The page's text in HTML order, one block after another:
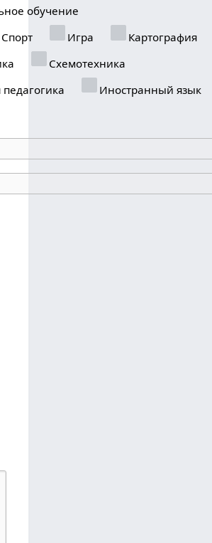
обучение
Игра
Картография
Схемотехника
Иностранный язык